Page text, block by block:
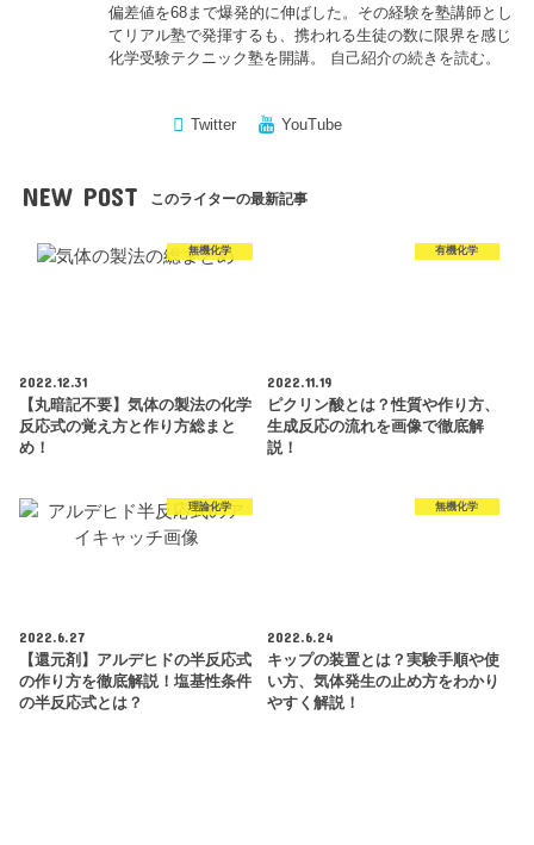
偏差値を68まで爆発的に伸ばした。その経験を塾講師とし
てリアル塾で発揮するも、携われる生徒の数に限界を感じ
化学受験テクニック塾を開講。 自己紹介の続きを読む。
Twitter YouTube
NEW POST このライターの最新記事
無機化学
2022.12.31
【丸暗記不要】気体の製法の化学
反応式の覚え方と作り方総まと
め！
有機化学
2022.11.19
ピクリン酸とは？性質や作り方、
生成反応の流れを画像で徹底解
説！
理論化学
2022.6.27
【還元剤】アルデヒドの半反応式
の作り方を徹底解説！塩基性条件
の半反応式とは？
無機化学
2022.6.24
キップの装置とは？実験手順や使
い方、気体発生の止め方をわかり
やすく解説！